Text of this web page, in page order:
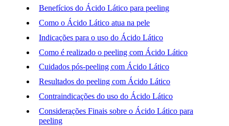
(46) 3262-2727
atendimento@drademirpelizzarijr.com.br
Whatsapp
Benefícios do Ácido Lático para peeling
Como o Ácido Lático atua na pele
Indicações para o uso do Ácido Lático
Como é realizado o peeling com Ácido Lático
Cuidados pós-peeling com Ácido Lático
Resultados do peeling com Ácido Lático
Contraindicações do uso do Ácido Lático
Considerações Finais sobre o Ácido Lático para
peeling